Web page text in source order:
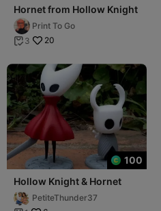
Hornet from Hollow Knight
Print To Go
 3 20
100
Hollow Knight & Hornet
PetiteThunder37